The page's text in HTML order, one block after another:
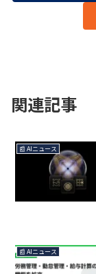
関連記事
📰 AIニュース
📰 AIニュース